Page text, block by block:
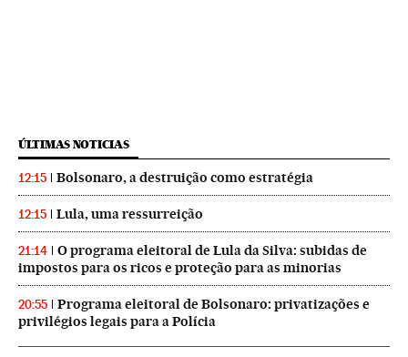
ÚLTIMAS NOTICIAS
12:15 Bolsonaro, a destruição como estratégia
12:15 Lula, uma ressurreição
21:14
O programa eleitoral de Lula da Silva: subidas de
impostos para os ricos e proteção para as minorias
20:55
Programa eleitoral de Bolsonaro: privatizações e
privilégios legais para a Polícia